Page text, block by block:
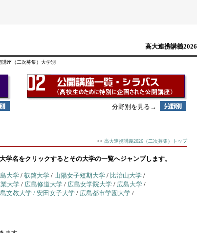
高大連携講義2026
座（二次募集）大学別
分野別を見る→
<< 高大連携講義2026（二次募集）トップ
名をクリックするとその大学の一覧へジャンプします。
大学/ 叡啓大学 / 山陽女子短期大学 / 比治山大学 /
大学/ 広島修道大学 / 広島女学院大学 / 広島大学 /
文教大学 / 安田女子大学 / 広島都市学園大学 /